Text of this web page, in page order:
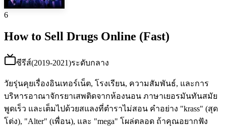
6
How to Sell Drugs Online (Fast)
ซีรีส์(2019-2021)ระดับกลาง
วัยรุ่นคุยเรื่องอินเทอร์เน็ต, โรงเรียน, ความสัมพันธ์, และการ
บริหารอาณาจักรยาเสพติดจากห้องนอน ภาษาเยอรมันทันสมัย
พูดเร็ว และเต็มไปด้วยสแลงที่ตำราไม่สอน คำอย่าง "krass" (สุด
โต่ง), "Alter" (เพื่อน), และ "mega" โผล่ตลอด ถ้าคุณอยากฟัง